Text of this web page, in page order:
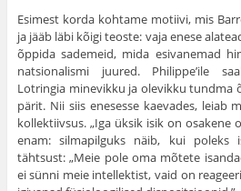
Esimest korda kohtame motiivi, mis
ja jääb läbi kõigi teoste: vaja enese
õppida sademeid, mida esivanemad
natsionalismi juured. Philippe’ile
Lotringia minevikku ja olevikku tundma
pärit. Nii siis enesesse kaevades, leiab
kollek­tiivsus. „Iga üksik isik on osakene
enam: silmapilguks näib, kui poleks
tähtsust: „Meie pole oma mõtete
ei sünni meie intel­lektist, vaid on